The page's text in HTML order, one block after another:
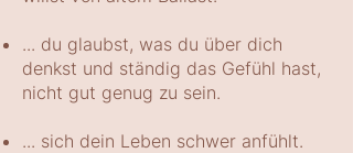
... du glaubst, was du über dich
denkst und ständig das Gefühl hast,
nicht gut genug zu sein.
... sich dein Leben schwer anfühlt.